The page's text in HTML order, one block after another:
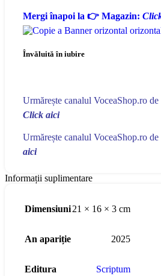
Mergi înapoi la 👉 Magazin:
Învăluită în iubire
Urmărește canalul VoceaShop.ro
Click aici
Urmărește canalul VoceaShop.ro
aici
Informații suplimentare
Dimensiuni21 × 16 × 3 cm
An apariție 2025
Editura Scriptum